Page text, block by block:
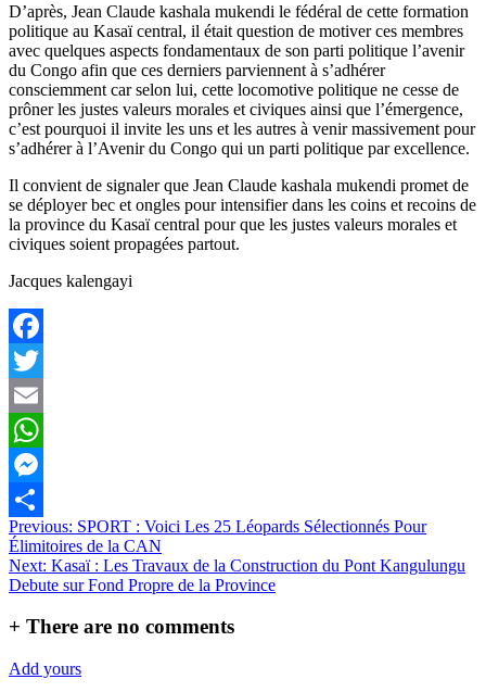
D’après, Jean Claude kashala mukendi le fédéral de cette formation
politique au Kasaï central, il était question de motiver ces membres
avec quelques aspects fondamentaux de son parti politique l’avenir
du Congo afin que ces derniers parviennent à s’adhérer
consciemment car selon lui, cette locomotive politique ne cesse de
prôner les justes valeurs morales et civiques ainsi que l’émergence,
c’est pourquoi il invite les uns et les autres à venir massivement pour
s’adhérer à l’Avenir du Congo qui un parti politique par excellence.
Il convient de signaler que Jean Claude kashala mukendi promet de
se déployer bec et ongles pour intensifier dans les coins et recoins de
la province du Kasaï central pour que les justes valeurs morales et
civiques soient propagées partout.
Jacques kalengayi
Facebook
Twitter
Email
WhatsApp
Messenger
Partager
Navigation
de
l’article
Previous: SPORT : Voici Les 25 Léopards Sélectionnés Pour
Élimitoires de la CAN
Next: Kasaï : Les Travaux de la Construction du Pont Kangulungu
Debute sur Fond Propre de la Province
+ There are no comments
Add yours